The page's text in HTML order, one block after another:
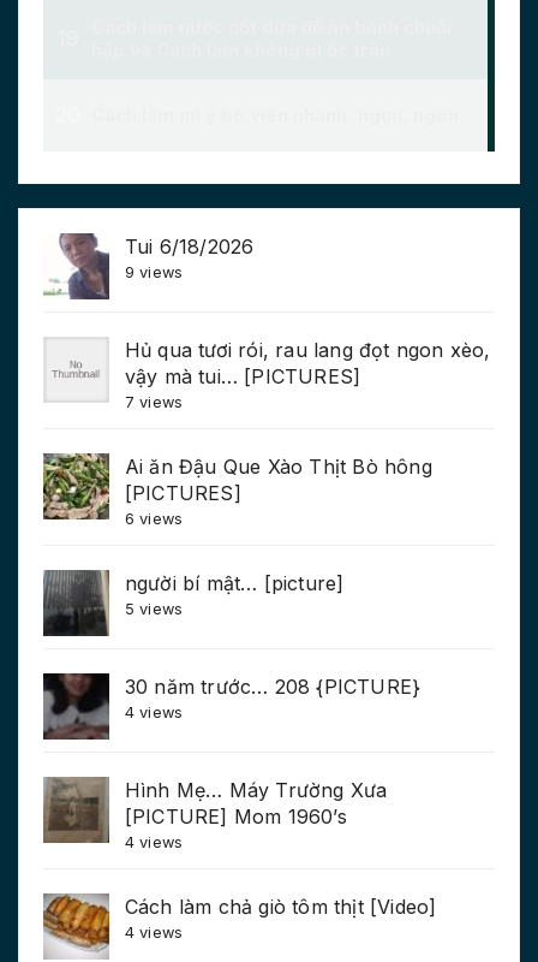
Tui 6/18/2026
9 views
Hủ qua tươi rói, rau lang đọt ngon xèo,
vậy mà tui… [PICTURES]
7 views
Ai ăn Đậu Que Xào Thịt Bò hông
[PICTURES]
6 views
người bí mật… [picture]
5 views
30 năm trước… 208 {PICTURE}
4 views
Hình Mẹ… Máy Trường Xưa
[PICTURE] Mom 1960’s
4 views
Cách làm chả giò tôm thịt [Video]
4 views